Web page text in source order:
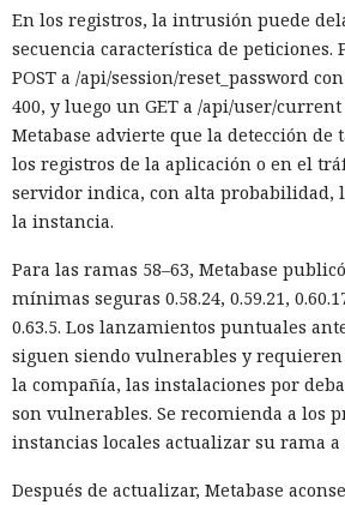
En los registros, la intrusión puede
secuencia característica de peticiones.
POST a /api/session/reset_password
400, y luego un GET a /api/user/current
Metabase advierte que la detección de
los registros de la aplicación o en el
servidor indica, con alta probabilidad,
la instancia.
Para las ramas 58–63, Metabase
mínimas seguras 0.58.24, 0.59.21,
0.63.5. Los lanzamientos puntuales
siguen siendo vulnerables y requieren
la compañía, las instalaciones por
son vulnerables. Se recomienda a los
instancias locales actualizar su rama
Después de actualizar, Metabase